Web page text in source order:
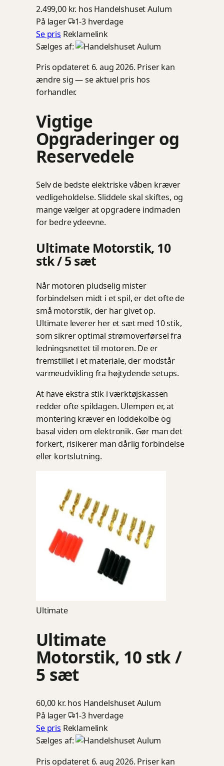
2.499,00 kr. hos Handelshuset Aulum
På lager
1-3 hverdage
Se pris Reklamelink
Sælges af:
Pris opdateret 6. aug 2026. Priser kan
ændre sig — se aktuel pris hos
forhandler.
Vigtige
Opgraderinger og
Reservedele
Selv de bedste elektriske våben kræver
vedligeholdelse. Sliddele skal skiftes, og
mange vælger at opgradere indmaden
for bedre ydeevne.
Ultimate Motorstik, 10
stk / 5 sæt
Når motoren pludselig mister
forbindelsen midt i et spil, er det ofte de
små motorstik, der har givet op.
Ultimate leverer her et sæt med 10 stik,
som sikrer optimal strømoverførsel fra
ledningsnettet til motoren. De er
fremstillet i et materiale, der modstår
varmeudvikling fra højtydende setups.
At have ekstra stik i værktøjskassen
redder ofte spildagen. Ulempen er, at
montering kræver en loddekolbe og
basal viden om elektronik. Gør man det
forkert, risikerer man dårlig forbindelse
eller kortslutning.
Ultimate
Ultimate
Motorstik, 10 stk /
5 sæt
60,00 kr. hos Handelshuset Aulum
På lager
1-3 hverdage
Se pris Reklamelink
Sælges af:
Pris opdateret 6. aug 2026. Priser kan